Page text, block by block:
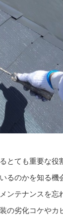
とても重要な役
るのかを知る機
ンテナンスを忘
の劣化コケやカ